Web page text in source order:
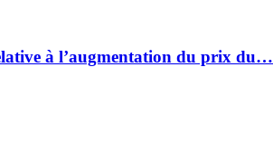
à l’augmentation du prix du…